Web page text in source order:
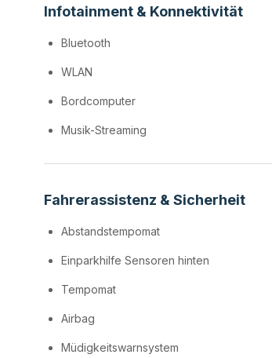
Infotainment & Konnektivität
Bluetooth
WLAN
Bordcomputer
Musik-Streaming
Fahrerassistenz & Sicherheit
Abstandstempomat
Einparkhilfe Sensoren hinten
Tempomat
Airbag
Müdigkeitswarnsystem